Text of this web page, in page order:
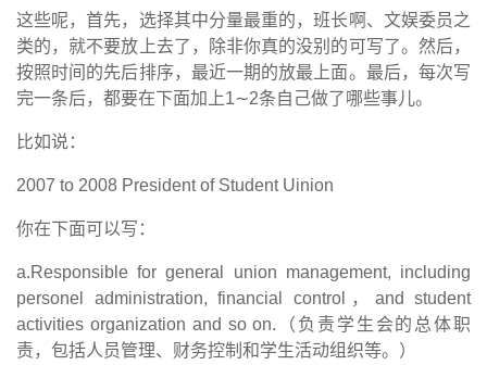
这些呢，首先，选择其中分量最重的，班长啊、文娱委员之
类的，就不要放上去了，除非你真的没别的可写了。然后，
按照时间的先后排序，最近一期的放最上面。最后，每次写
完一条后，都要在下面加上1∼2条自己做了哪些事儿。
比如说：
2007 to 2008 President of Student Uinion
你在下面可以写：
a.Responsible for general union management, including
personel administration, financial control
， and student
activities organization and so on. （负责学生会的总体职
责，包括人员管理、财务控制和学生活动组织等。）